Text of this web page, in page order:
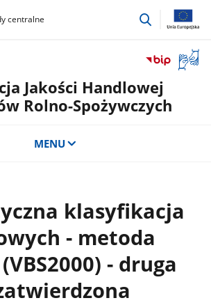
centralne
przejdź
okno
Jakości Handlowej
Rolno-Spożywczych
MENU
klasyfikacja
- metoda
- druga